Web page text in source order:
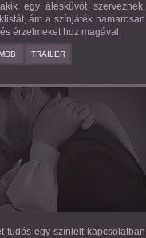
egy álesküvőt szerveznek,
ám a színjáték hamarosan
érzelmeket hoz magával.
TRAILER
09/23
SMITH
tudós egy színlelt kapcsolatban